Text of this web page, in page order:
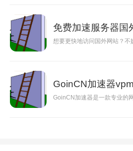
免费加速服务器国
想要更快地访问国外网站？
GoinCN加速器vpm
GoinCN加速器是一款专业的